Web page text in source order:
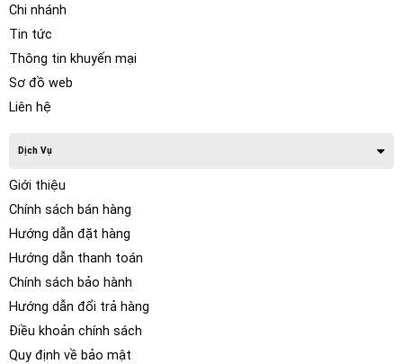
Chi nhánh
Tin tức
Thông tin khuyến mại
Sơ đồ web
Liên hệ
Dịch Vụ
Giới thiệu
Chính sách bán hàng
Hướng dẫn đặt hàng
Hướng dẫn thanh toán
Chính sách bảo hành
Hướng dẫn đổi trả hàng
Điều khoản chính sách
Quy định về bảo mật